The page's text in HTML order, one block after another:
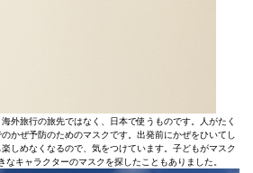
外旅行の旅先ではなく、日本で使うものです。人がたく
かぜ予防のためのマスクです。出発前にかぜをひいてし
しめなくなるので、気をつけています。子どもがマスク
なキャラクターのマスクを探したこともありました。